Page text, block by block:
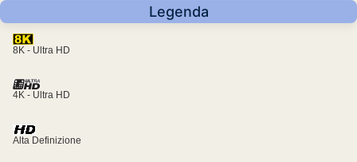
Legenda
8K - Ultra HD
4K - Ultra HD
Alta Definizione